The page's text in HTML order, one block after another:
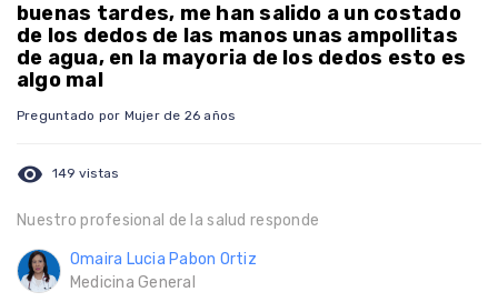
buenas tardes, me han salido a un costado
de los dedos de las manos unas ampollitas
de agua, en la mayoria de los dedos esto es
algo mal
Preguntado por Mujer de 26 años
visibility 149 vistas
Nuestro profesional de la salud responde
Omaira Lucia Pabon Ortiz
Medicina General